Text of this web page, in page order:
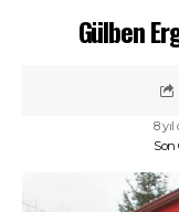
Gülben
Son
8